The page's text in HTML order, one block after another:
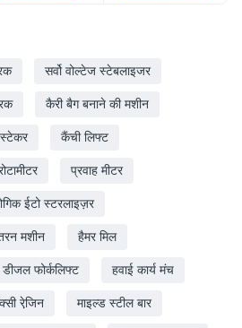
सर्वो वोल्टेज स्टेबलाइजर
कैरी बैग बनाने की मशीन
कैंची लिफ्ट
प्रवाह मीटर
ईटो स्टरलाइज़र
मशीन हैमर मिल
डीजल फोर्कलिफ्ट हवाई कार्य मंच
रेजि़न माइल्ड स्टील बार